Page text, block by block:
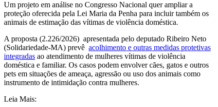
Um projeto em análise no Congresso Nacional quer ampliar a
proteção oferecida pela Lei Maria da Penha para incluir também os
animais de estimação das vítimas de violência doméstica.
A proposta (2.226/2026) apresentada pelo deputado Ribeiro Neto
(Solidariedade-MA) prevê acolhimento e outras medidas protetivas
integradas ao atendimento de mulheres vítimas de violência
doméstica e familiar. Os casos podem envolver cães, gatos e outros
pets em situações de ameaça, agressão ou uso dos animais como
instrumento de intimidação contra mulheres.
Leia Mais: